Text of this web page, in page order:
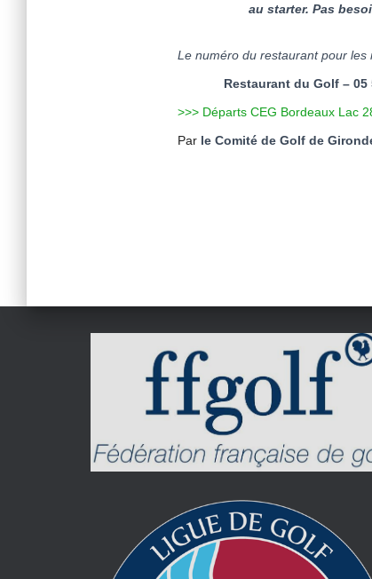
au starter. Pas
Le numéro du restaurant pour les
Restaurant du Golf – 05
>>> Départs CEG Bordeaux Lac
Par le Comité de Golf de
publications